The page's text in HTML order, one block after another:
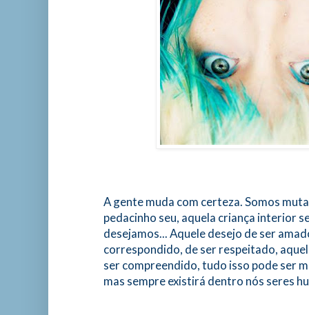
A gente muda com certeza. Somos
pedacinho seu, aquela criança interior
desejamos... Aquele desejo de ser
correspondido, de ser respeitado,
ser compreendido, tudo isso pode ser
mas sempre existirá dentro nós seres